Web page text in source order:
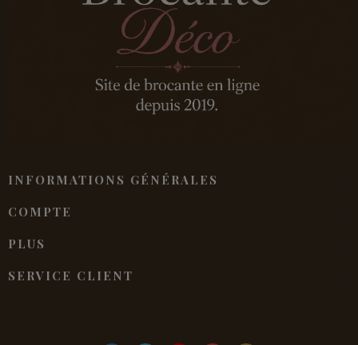
INFORMATIONS GÉNÉRALES
COMPTE
PLUS
SERVICE CLIENT